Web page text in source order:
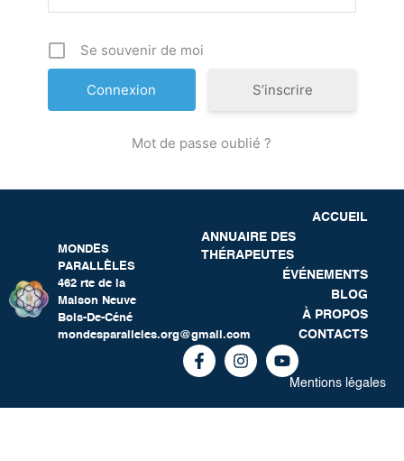
Se souvenir de moi
S’inscrire
Mot de passe oublié ?
MONDES
PARALLÈLES
462 rte de la
Maison Neuve
Bois-De-Céné
mondesparalleles.org@gmail.com
ACCUEIL
ANNUAIRE DES
THÉRAPEUTES
ÉVÉNEMENTS
BLOG
À PROPOS
CONTACTS
Mentions légales